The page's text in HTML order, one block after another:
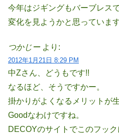
今年はジギングもバーブレス
変化を見ようかと思っています
つかじー より:
2012年1月21日 8:29 PM
中Zさん、どうもです!!
なるほど、そうですかー。
掛かりがよくなるメリットが
Goodなわけですね。
DECOYのサイトでこのフッ